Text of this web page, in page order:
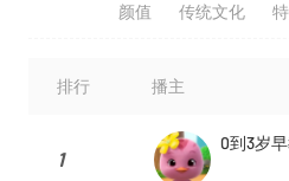
颜值
传统文化
排行 播主
1
0到3岁